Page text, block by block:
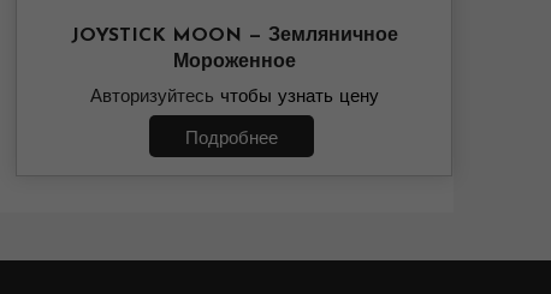
JOYSTICK MOON — Земляничное
Мороженное
Авторизуйтесь чтобы узнать цену
Подробнее